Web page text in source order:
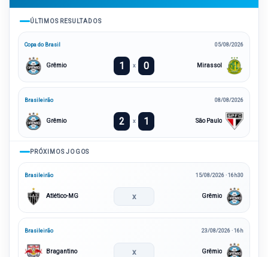
ÚLTIMOS RESULTADOS
Copa do Brasil 05/08/2026
Grêmio 1 x 0 Mirassol
Brasileirão 08/08/2026
Grêmio 2 x 1 São Paulo
PRÓXIMOS JOGOS
Brasileirão 15/08/2026 · 16h30
Atlético-MG x Grêmio
Brasileirão 23/08/2026 · 16h
Bragantino x Grêmio